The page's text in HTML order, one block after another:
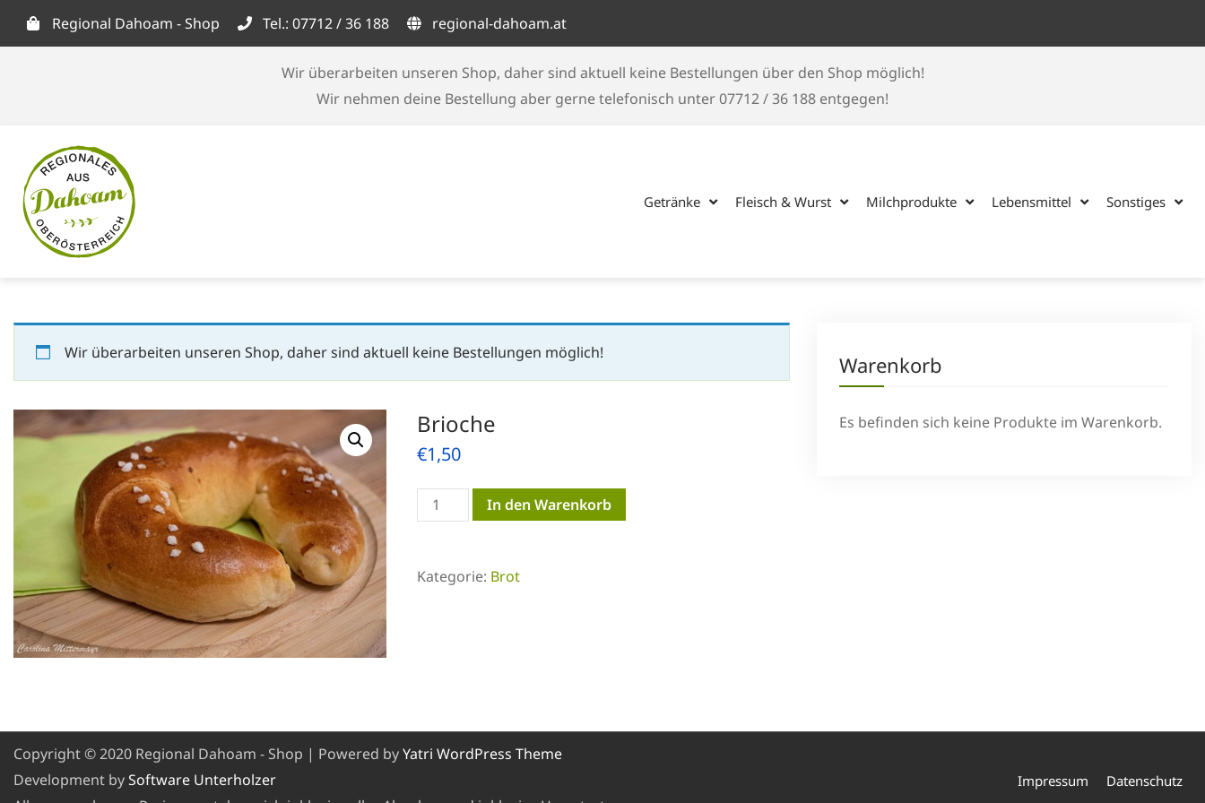
Regional Dahoam - Shop Tel.: 07712 / 36 188 regional-dahoam.at
Wir überarbeiten unseren Shop, daher sind aktuell keine Bestellungen über den Shop möglich!
Wir nehmen deine Bestellung aber gerne telefonisch unter 07712 / 36 188 entgegen!
Getränke Fleisch & Wurst Milchprodukte Lebensmittel Sonstiges
Wir überarbeiten unseren Shop, daher sind aktuell keine Bestellungen möglich!
Brioche
€1,50
Brioche
Menge
In den Warenkorb
Kategorie: Brot
Warenkorb
Es befinden sich keine Produkte im Warenkorb.
Copyright © 2020 Regional Dahoam - Shop | Powered byYatri WordPress Theme
Development bySoftware Unterholzer
Impressum Datenschutz